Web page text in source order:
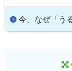
今、なぜ「う